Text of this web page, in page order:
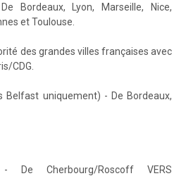
Bordeaux, Lyon, Marseille, Nice,
et Toulouse.
des grandes villes françaises avec
CDG.
Belfast uniquement) - De Bordeaux,
De Cherbourg/Roscoff VERS